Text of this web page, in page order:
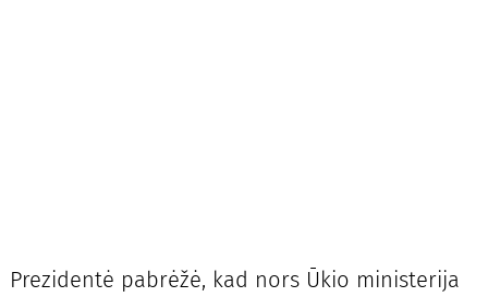
Prezidentė pabrėžė, kad nors Ūkio ministerija